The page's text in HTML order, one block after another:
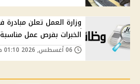
الخبرات بفرص عمل مناسبة